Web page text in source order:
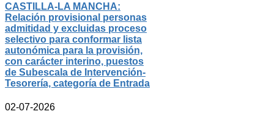
CASTILLA-LA MANCHA:
Relación provisional personas
admitidad y excluidas proceso
selectivo para conformar lista
autonómica para la provisión,
con carácter interino, puestos
de Subescala de Intervención-
Tesorería, categoría de Entrada
02-07-2026